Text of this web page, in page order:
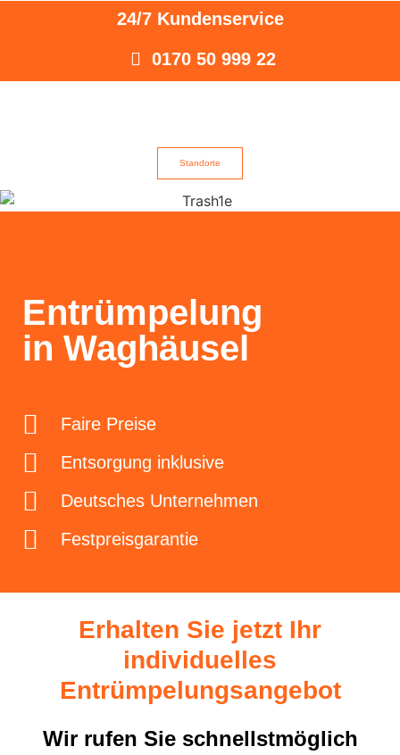
24/7 Kundenservice
0170 50 999 22
Standorte
Entrümpelung
in Waghäusel
Faire Preise
Entsorgung inklusive
Deutsches Unternehmen
Festpreisgarantie
Erhalten Sie jetzt Ihr
individuelles
Entrümpelungsangebot
Wir rufen Sie schnellstmöglich